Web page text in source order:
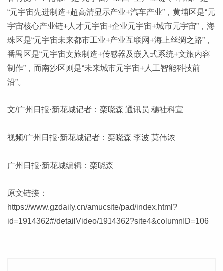
“元宇宙先进制造+超高清显示产业+汽车产业”，黄埔区是“元
宇宙核心产业链+人才元宇宙+企业元宇宙+城市元宇宙”，海
珠区是“元宇宙未来都市工业+产业互联网+海上丝绸之路”，
番禺区是“元宇宙文旅制造+传感器及嵌入式系统+文旅内容
制作”，而南沙区则是“未来城市元宇宙+人工智能科技前
沿”。
文/广州日报·新花城记者：栾晓森 通讯员 穗社科宣
视频/广州日报·新花城记者：栾晓森 李波 莫伟浓
广州日报·新花城编辑：栾晓森
原文链接：
https://www.gzdaily.cn/amucsite/pad/index.html?
id=1914362#/detailVideo/1914362?site4&columnID=106